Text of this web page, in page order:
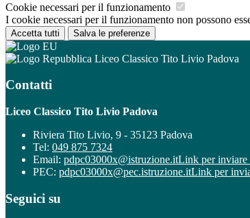
Cookie necessari per il funzionamento
I cookie necessari per il funzionamento non possono
Accetta tutti Salva le preferenze
Liceo Classico Tito Livio Padova
Contatti
Liceo Classico Tito Livio Padova
Riviera Tito Livio, 9 - 35123 Padova
Tel: 049 875 7324
Email: pdpc03000x@istruzione.itLink per inviare
PEC: pdpc03000x@pec.istruzione.itLink per
Seguici su